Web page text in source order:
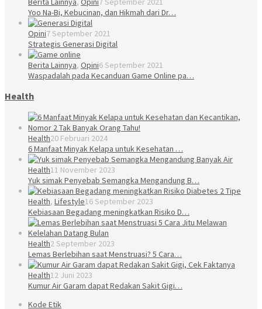
Yoo Na-Bi, Kebucinan, dan Hikmah dari Dr…
Opini7 September 2021
Strategis Generasi Digital
Berita Lainnya, Opini6 September 2021
Waspadalah pada Kecanduan Game Online pa…
Health
Health20 Februari 2024
6 Manfaat Minyak Kelapa untuk Kesehatan …
Health11 November 2023
Yuk simak Penyebab Semangka Mengandung B…
Health, Lifestyle16 September 2023
Kebiasaan Begadang meningkatkan Risiko D…
Health2 September 2023
Lemas Berlebihan saat Menstruasi? 5 Cara…
Health12 Juni 2023
Kumur Air Garam dapat Redakan Sakit Gigi…
Kode Etik